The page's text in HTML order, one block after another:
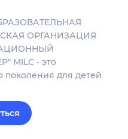
ОРГАНИЗАЦИЯ
MILC - это
поколения для детей